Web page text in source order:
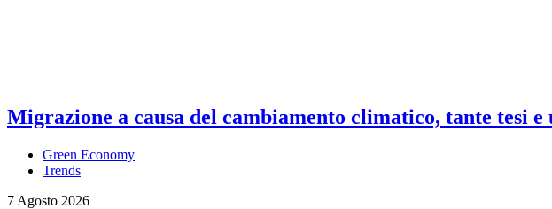
Migrazione a causa del cambiamento climatico, tante tesi e
Green Economy
Trends
7 Agosto 2026